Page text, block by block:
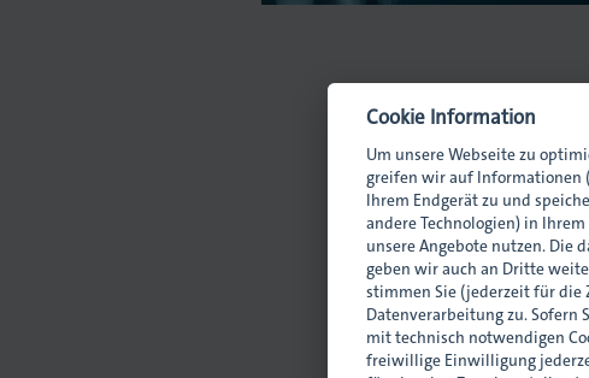
Cookie Information
Um unsere Webseite zu
greifen wir auf Informationen
Ihrem Endgerät zu und
andere Technologien) in
unsere Angebote nutzen. Die
geben wir auch an Dritte
stimmen Sie (jederzeit für
Datenverarbeitung zu. Sofern
mit technisch notwendigen
freiwillige Einwilligung